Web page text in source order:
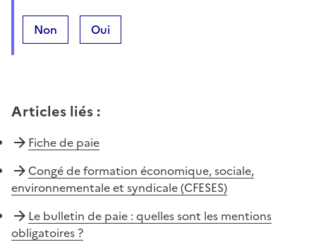
Non Oui
Articles liés :
Fiche de paie
Congé de formation économique, sociale,
environnementale et syndicale (CFESES)
Le bulletin de paie : quelles sont les mentions
obligatoires ?